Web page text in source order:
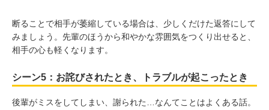
断ることで相手が萎縮している場合は、少しくだけた返答にして
みましょう。先輩のほうから和やかな雰囲気をつくり出せると、
相手の心も軽くなります。
シーン5：お詫びされたとき、トラブルが起こったとき
後輩がミスをしてしまい、謝られた…なんてことはよくある話。